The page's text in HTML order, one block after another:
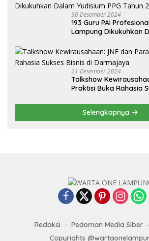
30 Desember 2024
193 Guru PAI
Lampung Dikukuhkan
21 Desember 2024
Talkshow
Praktisi Buka Rahasia
Selengkapnya
Redaksi Pedoman Media Siber
Copyrights